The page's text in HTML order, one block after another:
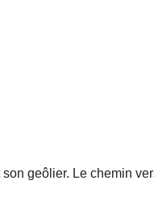
geôlier. Le chemin